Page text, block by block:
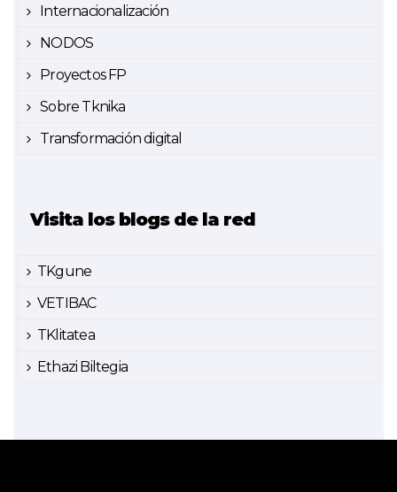
Internacionalización
NODOS
Proyectos FP
Sobre Tknika
Transformación digital
Visita los blogs de la red
TKgune
VETIBAC
TKlitatea
Ethazi Biltegia